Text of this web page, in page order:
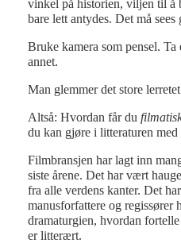
vinkel på historien, viljen til å
bare lett antydes. Det må
Bruke kamera som pensel.
annet.
Man glemmer det store
Altså: Hvordan får du
du kan gjøre i litteraturen med
Filmbransjen har lagt inn
siste årene. Det har vært
fra alle verdens kanter. Det
manusforfattere og regissører
dramaturgien, hvordan
er litterært.